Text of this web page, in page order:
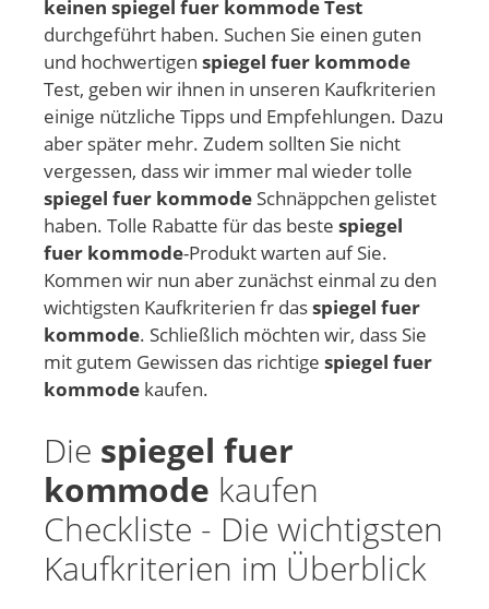
keinen spiegel fuer kommode Test
durchgeführt haben. Suchen Sie einen guten
und hochwertigen spiegel fuer kommode
Test, geben wir ihnen in unseren Kaufkriterien
einige nützliche Tipps und Empfehlungen. Dazu
aber später mehr. Zudem sollten Sie nicht
vergessen, dass wir immer mal wieder tolle
spiegel fuer kommode Schnäppchen gelistet
haben. Tolle Rabatte für das beste spiegel
fuer kommode-Produkt warten auf Sie.
Kommen wir nun aber zunächst einmal zu den
wichtigsten Kaufkriterien fr dasspiegel fuer
kommode. Schließlich möchten wir, dass Sie
mit gutem Gewissen das richtige spiegel fuer
kommode kaufen.
Die spiegel fuer
kommode kaufen
Checkliste - Die wichtigsten
Kaufkriterien im Überblick